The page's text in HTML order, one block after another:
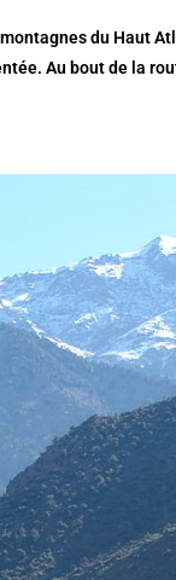
du Haut
Au bout de la